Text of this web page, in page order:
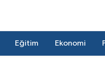
Eğitim Ekonomi